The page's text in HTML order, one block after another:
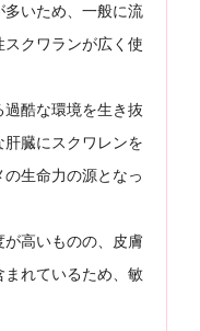
多いため、一般に流
クワランが広く使
酷な環境を生き抜
肝臓にスクワレンを
生命力の源となっ
が高いものの、皮膚
れているため、敏